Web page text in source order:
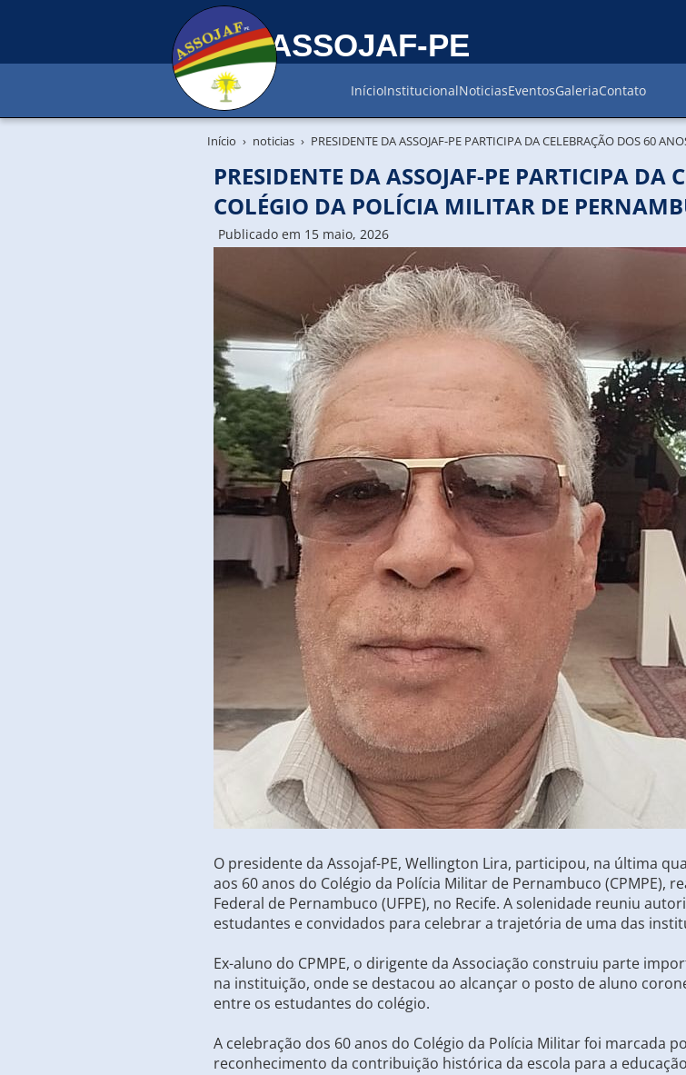
ASSOJAF-PE
InícioInstitucionalNoticiasEventosGaleriaContato
Início noticias PRESIDENTE DA ASSOJAF-PE PARTICIPA DA CELEBRAÇÃO DOS 60
PRESIDENTE DA ASSOJAF-PE PARTICIPA DA
COLÉGIO DA POLÍCIA MILITAR DE
Publicado em 15 maio, 2026
O presidente da Assojaf-PE, Wellington Lira, participou, na última
aos 60 anos do Colégio da Polícia Militar de Pernambuco (CPMPE),
Federal de Pernambuco (UFPE), no Recife. A solenidade reuniu
estudantes e convidados para celebrar a trajetória de uma das
Ex-aluno do CPMPE, o dirigente da Associação construiu parte
na instituição, onde se destacou ao alcançar o posto de aluno
entre os estudantes do colégio.
A celebração dos 60 anos do Colégio da Polícia Militar foi marcada
reconhecimento da contribuição histórica da escola para a